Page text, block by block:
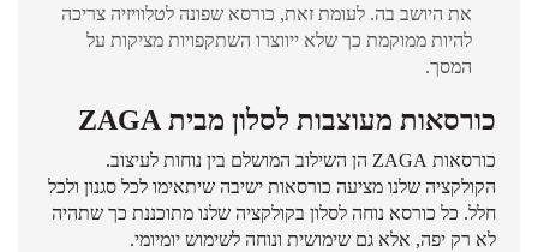
את היושב בה. לעומת זאת, כורסא שפונה לטלוויזיה צריכה
להיות ממוקמת כך שלא ייווצרו השתקפויות מציקות על
המסך.
כורסאות מעוצבות לסלון מבית ZAGA
כורסאות ZAGA הן השילוב המושלם בין נוחות לעיצוב.
הקולקציה שלנו מציעה כורסאות ישיבה שיתאימו לכל סגנון ולכל
חלל. כל כורסא נוחה לסלון בקולקציה שלנו מתוכננת כך שתהיה
לא רק יפה, אלא גם שימושית ונוחה לשימוש יומיומי.